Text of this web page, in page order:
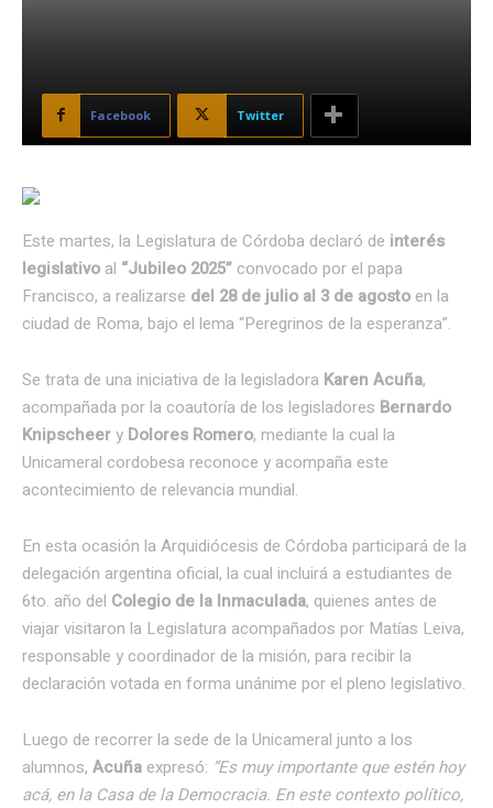
Facebook Twitter
Este martes, la Legislatura de Córdoba declaró de interés
legislativo al “Jubileo 2025” convocado por el papa
Francisco, a realizarse del 28 de julio al 3 de agosto en la
ciudad de Roma, bajo el lema “Peregrinos de la esperanza”.
Se trata de una iniciativa de la legisladora Karen Acuña,
acompañada por la coautoría de los legisladores Bernardo
Knipscheery Dolores Romero, mediante la cual la
Unicameral cordobesa reconoce y acompaña este
acontecimiento de relevancia mundial.
En esta ocasión la Arquidiócesis de Córdoba participará de la
delegación argentina oficial, la cual incluirá a estudiantes de
6to. año del Colegio de la Inmaculada, quienes antes de
viajar visitaron la Legislatura acompañados por Matías Leiva,
responsable y coordinador de la misión, para recibir la
declaración votada en forma unánime por el pleno legislativo.
Luego de recorrer la sede de la Unicameral junto a los
alumnos, Acuña expresó: “Es muy importante que estén hoy
acá, en la Casa de la Democracia. En este contexto político,